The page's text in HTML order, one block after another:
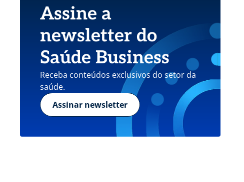
Assine a
newsletter do
Saúde Business
Receba conteúdos exclusivos do setor da
saúde.
Assinar newsletter